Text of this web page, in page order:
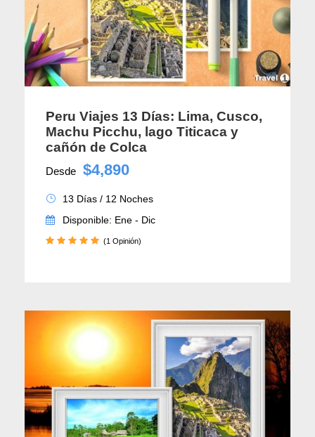
Peru Viajes 13 Días: Lima, Cusco,
Machu Picchu, lago Titicaca y
cañón de Colca
Desde $4,890
13 Días / 12 Noches
Disponible: Ene - Dic
(1 Opinión)